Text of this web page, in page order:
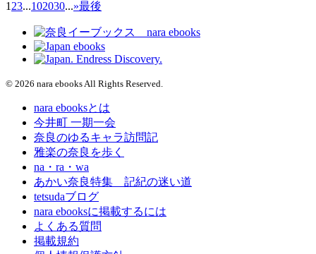
1 23...102030...»最後
© 2026 nara ebooks All Rights Reserved.
nara ebooksとは
今井町 一期一会
奈良のゆるキャラ訪問記
雅楽の奈良を歩く
na・ra・wa
あかい奈良特集 記紀の迷い道
tetsudaブログ
nara ebooksに掲載するには
よくある質問
掲載規約